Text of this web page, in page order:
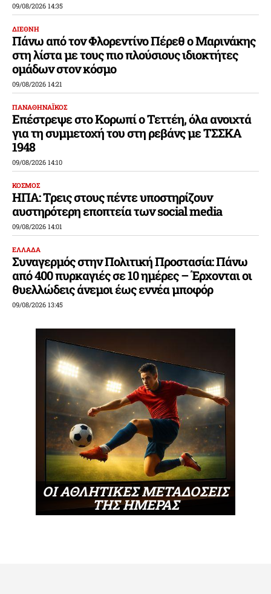
09/08/2026 14:35
ΔΙΕΘΝΗ
Πάνω από τον Φλορεντίνο Πέρεθ ο Μαρινάκης
στη λίστα με τους πιο πλούσιους ιδιοκτήτες
ομάδων στον κόσμο
09/08/2026 14:21
ΠΑΝΑΘΗΝΑΪΚΟΣ
Επέστρεψε στο Κορωπί ο Τεττέη, όλα ανοιχτά
για τη συμμετοχή του στη ρεβάνς με ΤΣΣΚΑ
1948
09/08/2026 14:10
ΚΟΣΜΟΣ
ΗΠΑ: Τρεις στους πέντε υποστηρίζουν
αυστηρότερη εποπτεία των social media
09/08/2026 14:01
ΕΛΛΑΔΑ
Συναγερμός στην Πολιτική Προστασία: Πάνω
από 400 πυρκαγιές σε 10 ημέρες – Έρχονται οι
θυελλώδεις άνεμοι έως εννέα μποφόρ
09/08/2026 13:45
ΟΙ ΑΘΛΗΤΙΚΕΣ ΜΕΤΑΔΟΣΕΙΣ
ΤΗΣ ΗΜΕΡΑΣ